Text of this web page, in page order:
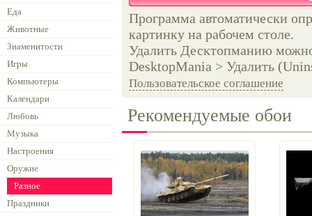
Еда
Животные
Знаменитости
Игры
Компьютеры
Календари
Любовь
Музыка
Настроения
Оружие
Разное
Праздники
Программа автоматически
картинку на рабочем столе.
Удалить Десктопманию
DesktopMania > Удалить
Пользовательское соглашение
Рекомендуемые обои